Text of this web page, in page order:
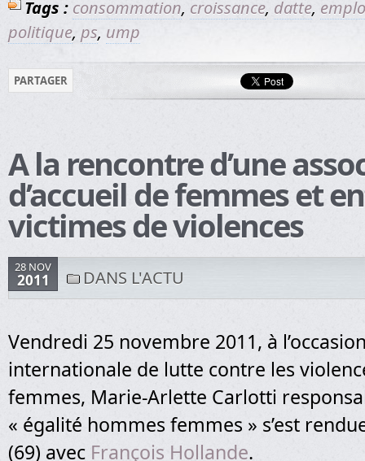
Tags : consommation, croissance, datte,
politique, ps, ump
PARTAGER
A la rencontre d’une
d’accueil de femmes et
victimes de violences
28 NOV
2011 DANS L'ACTU
Vendredi 25 novembre 2011, à
internationale de lutte contre les
femmes, Marie-Arlette Carlotti
« égalité hommes femmes » s’est
(69) avec François Hollande.